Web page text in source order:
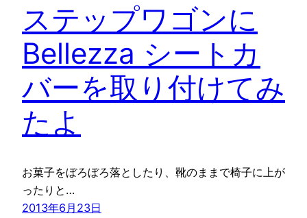
ステップワゴンに
Bellezza シートカ
バーを取り付けてみ
たよ
お菓子をぼろぼろ落としたり、靴のままで椅子に上が
ったりと…
2013年6月23日